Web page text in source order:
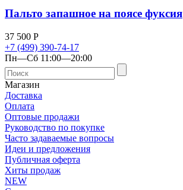
Пальто запашное на поясе фуксия
37 500 Р
+7 (499) 390-74-17
Пн—Сб 11:00—20:00
Магазин
Доставка
Оплата
Оптовые продажи
Руководство по покупке
Часто задаваемые вопросы
Идеи и предложения
Публичная оферта
Хиты продаж
NEW